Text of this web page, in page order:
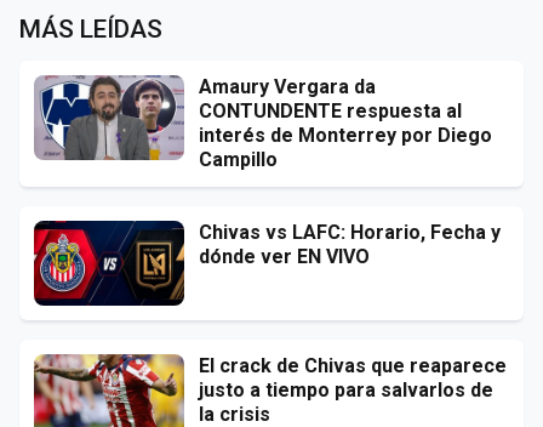
MÁS LEÍDAS
Amaury Vergara da
CONTUNDENTE respuesta al
interés de Monterrey por Diego
Campillo
Chivas vs LAFC: Horario, Fecha y
dónde ver EN VIVO
El crack de Chivas que reaparece
justo a tiempo para salvarlos de
la crisis